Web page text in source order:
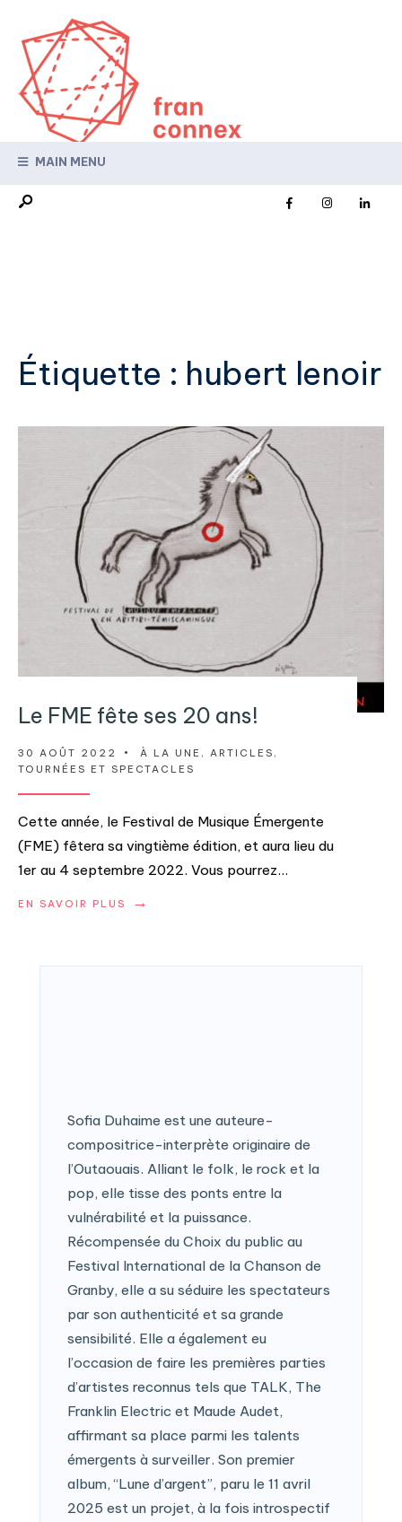
MAIN MENU
Étiquette : hubert lenoir
Le FME fête ses 20 ans!
30 AOÛT 2022 • À LA UNE , ARTICLES ,
TOURNÉES ET SPECTACLES
Cette année, le Festival de Musique Émergente
(FME) fêtera sa vingtième édition, et aura lieu du
1er au 4 septembre 2022. Vous pourrez...
EN SAVOIR PLUS →
Sofia Duhaime est une auteure-
compositrice-interprète originaire de
l’Outaouais. Alliant le folk, le rock et la
pop, elle tisse des ponts entre la
vulnérabilité et la puissance.
Récompensée du Choix du public au
Festival International de la Chanson de
Granby, elle a su séduire les spectateurs
par son authenticité et sa grande
sensibilité. Elle a également eu
l’occasion de faire les premières parties
d’artistes reconnus tels que TALK, The
Franklin Electric et Maude Audet,
affirmant sa place parmi les talents
émergents à surveiller. Son premier
album, “Lune d’argent”, paru le 11 avril
2025 est un projet, à la fois introspectif